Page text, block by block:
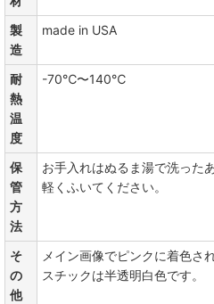
製
造
made in USA
耐
熱
温
度
-70℃〜140℃
保
管
方
法
お手入れはぬるま湯で洗った
軽くふいてください。
そ
の
他
メイン画像でピンクに着色さ
スチックは半透明白色です。